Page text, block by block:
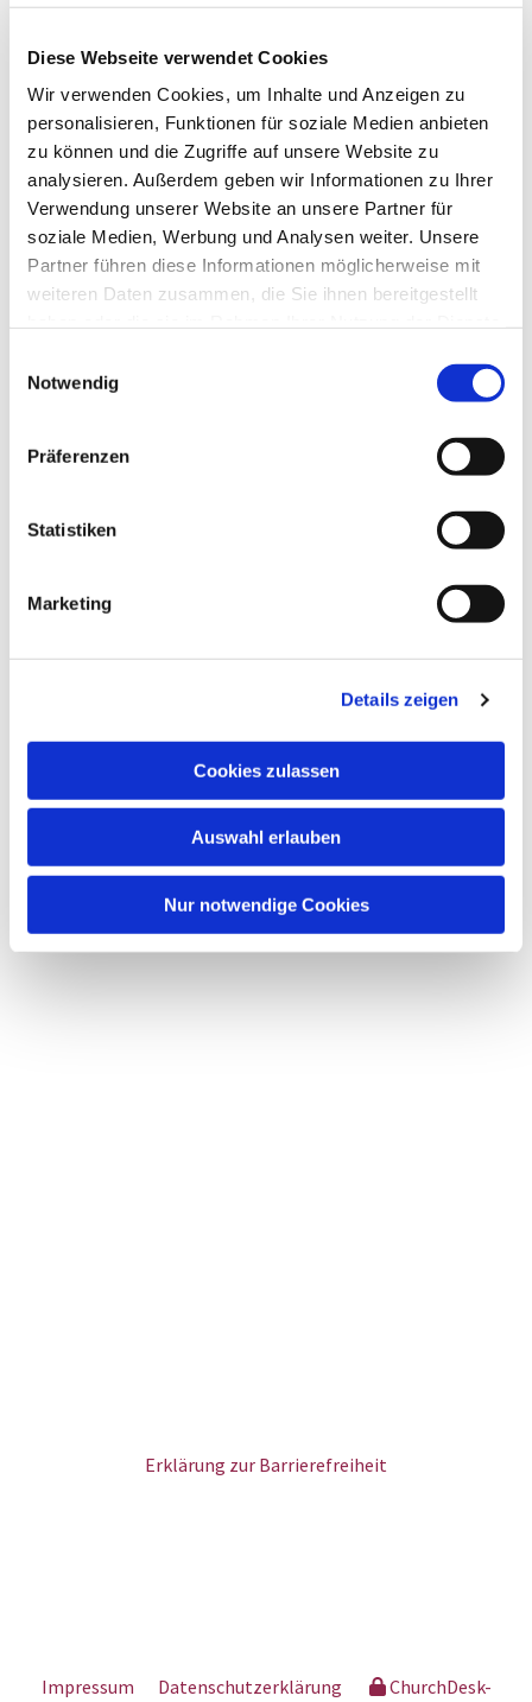
Diese Webseite verwendet Cookies
Wir verwenden Cookies, um Inhalte und Anzeigen zu
personalisieren, Funktionen für soziale Medien anbieten
zu können und die Zugriffe auf unsere Website zu
analysieren. Außerdem geben wir Informationen zu Ihrer
Verwendung unserer Website an unsere Partner für
soziale Medien, Werbung und Analysen weiter. Unsere
Partner führen diese Informationen möglicherweise mit
weiteren Daten zusammen, die Sie ihnen bereitgestellt
Notwendig
Präferenzen
Statistiken
Marketing
Details zeigen
Cookies zulassen
Auswahl erlauben
Nur notwendige Cookies
Eine Viertelstunde Gebet, Stille, ein Licht entzünden. Die
Gedanken auf den Frieden richten und Gott darum bitten.
Dies könnte Sie auch
interessieren
Erklärung zur Barrierefreiheit
Impressum Datenschutzerklärung ChurchDesk-